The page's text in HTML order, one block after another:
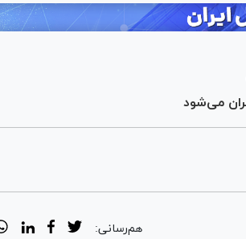
هم‌رسانی: